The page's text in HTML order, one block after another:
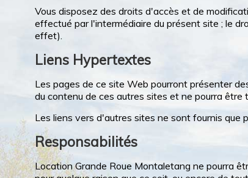
Vous disposez des droits d'accès et de
effectué par l'intermédiaire du présent site ; le
effet).
Liens Hypertextes
Les pages de ce site Web pourront présenter
du contenu de ces autres sites et ne pourra
Les liens vers d'autres sites ne sont fournis que
Responsabilités
Location Grande Roue Montaletang ne pourra